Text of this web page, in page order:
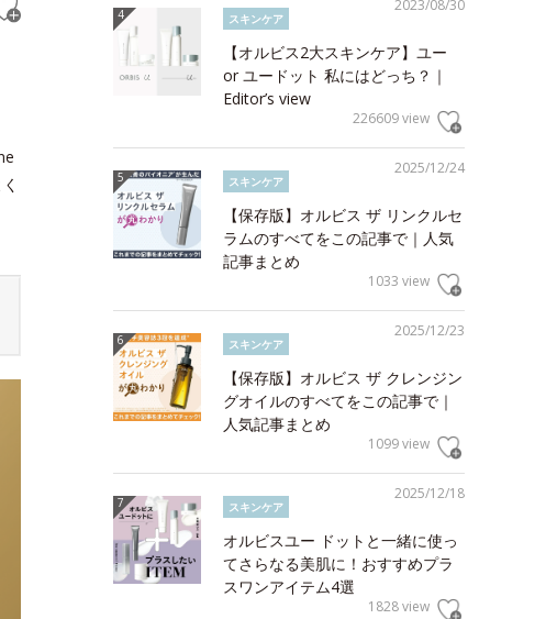
2023/08/30
スキンケア
【オルビス2大スキンケア】ユー
or ユードット 私にはどっち？｜
Editor’s view
226609 view
2025/12/24
スキンケア
【保存版】オルビス ザ リンクルセ
ラムのすべてをこの記事で｜人気
記事まとめ
1033 view
2025/12/23
スキンケア
【保存版】オルビス ザ クレンジン
グオイルのすべてをこの記事で｜
人気記事まとめ
1099 view
2025/12/18
スキンケア
オルビスユー ドットと一緒に使っ
てさらなる美肌に！おすすめプラ
スワンアイテム4選
1828 view